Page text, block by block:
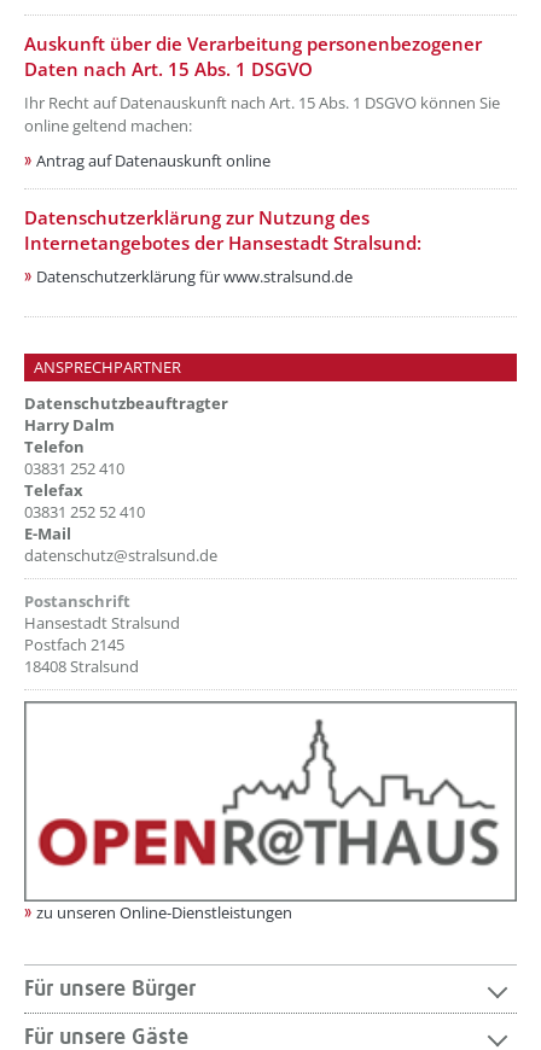
??? absaetzeUnten[1]/titel ???
Auskunft über die Verarbeitung personenbezogener
Daten nach Art. 15 Abs. 1 DSGVO
Ihr Recht auf Datenauskunft nach Art. 15 Abs. 1 DSGVO können Sie
online geltend machen:
Antrag auf Datenauskunft online
??? absaetzeUnten[2]/titel ???
Datenschutzerklärung zur Nutzung des
Internetangebotes der Hansestadt Stralsund:
Datenschutzerklärung für www.stralsund.de
ANSPRECHPARTNER
Datenschutzbeauftragter
Harry Dalm
Telefon
03831 252 410
Telefax
03831 252 52 410
E-Mail
datenschutz@stralsund.de
Postanschrift
Hansestadt Stralsund
Postfach 2145
18408 Stralsund
zu unseren Online-Dienstleistungen
Für unsere Bürger
Für unsere Gäste